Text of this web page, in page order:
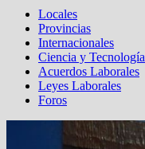
Locales
Provincias
Internacionales
Ciencia y Tecnología
Acuerdos Laborales
Leyes Laborales
Foros